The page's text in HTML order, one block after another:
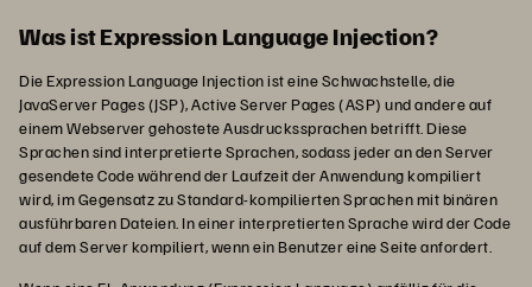
Was ist Expression Language Injection?
Die Expression Language Injection ist eine Schwachstelle, die
JavaServer Pages (JSP), Active Server Pages (ASP) und andere auf
einem Webserver gehostete Ausdruckssprachen betrifft. Diese
Sprachen sind interpretierte Sprachen, sodass jeder an den Server
gesendete Code während der Laufzeit der Anwendung kompiliert
wird, im Gegensatz zu Standard-kompilierten Sprachen mit binären
ausführbaren Dateien. In einer interpretierten Sprache wird der Code
auf dem Server kompiliert, wenn ein Benutzer eine Seite anfordert.